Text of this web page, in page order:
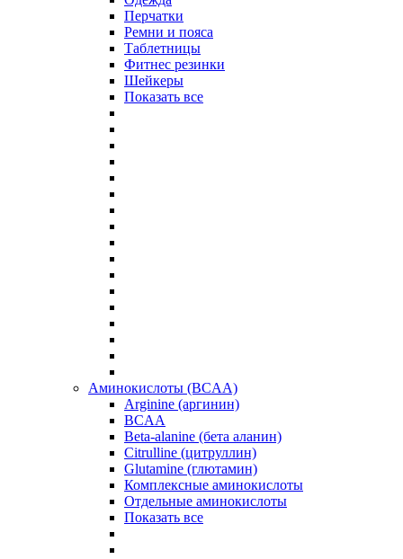
Перчатки
Ремни и пояса
Таблетницы
Фитнес резинки
Шейкеры
Показать все
Аминокислоты (BCAA)
Arginine (аргинин)
BCAA
Beta-alanine (бета аланин)
Citrulline (цитруллин)
Glutamine (глютамин)
Комплексные аминокислоты
Отдельные аминокислоты
Показать все